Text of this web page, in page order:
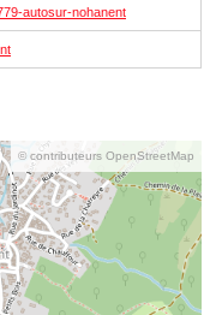
autosur-nohanent
© contributeurs OpenStreetMap